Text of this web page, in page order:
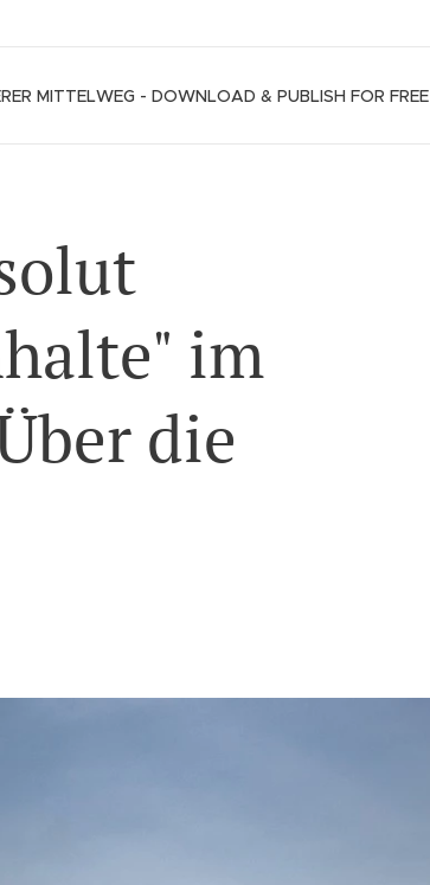
MITTELWEG - DOWNLOAD & PUBLISH FOR FREE
im
die